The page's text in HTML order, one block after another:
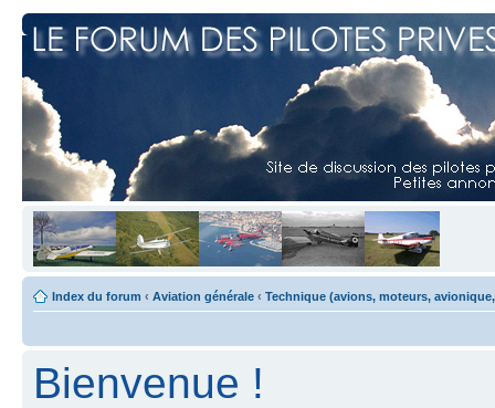
Index du forum ‹ Aviation générale ‹ Technique (avions, moteurs,
Bienvenue !